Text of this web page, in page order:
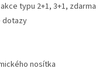
typu 2+1, 3+1, zdarma
dotazy
nosítka